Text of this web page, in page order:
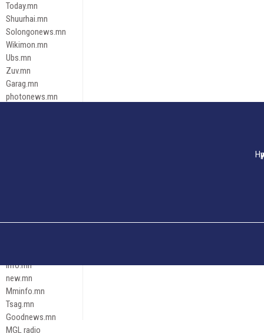
Today.mn
Shuurhai.mn
Solongonews.mn
Wikimon.mn
Ubs.mn
Zuv.mn
Garag.mn
photonews.mn
Эрх зүй
info.mn
new.mn
Mminfo.mn
Tsag.mn
Goodnews.mn
MGL radio